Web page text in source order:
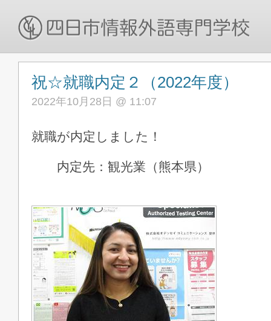
祝☆就職内定２（2022年度）
2022年10月28日 @ 11:07
就職が内定しました！
内定先：観光業（熊本県）